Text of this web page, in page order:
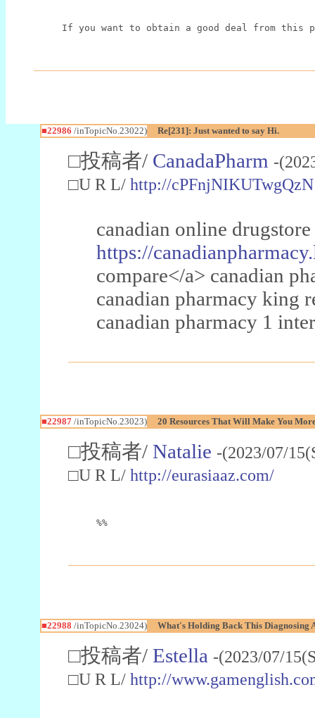
If you want to obtain a good deal from this
■22986 /inTopicNo.23022) Re[231]: Just wanted to say Hi.
□投稿者/ CanadaPharm -
□U R L/ http://cPFnjNIKUTwgQzN
canadian online
https://
compare</a> canadian
canadian pharmacy king
canadian pharmacy 1
■22987/inTopicNo.23023) 20 Resources That Will Make You
□投稿者/ Natalie -(2023/07/
□U R L/ http://eurasiaaz.com/
%%
■22988 /inTopicNo.23024) What's Holding Back This Diagnosing
□投稿者/ Estella -(2023/07/
□U R L/ http://